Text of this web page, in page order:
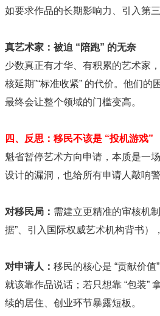
如要求作品的长期影响力、引入第
真艺术家：被迫 “陪跑” 的无奈
少数真正有才华、有积累的艺术家
核延期”“标准收紧” 的代价。他们的
最终会让整个领域的门槛变高。
四、反思：移民不该是 “投机游戏”
魁省暂停艺术方向申请，本质是一
设计的漏洞，也给所有申请人敲响警
对移民局： 需建立更精准的审核机
据”、引入国际权威艺术机构背书）
对申请人： 移民的核心是 “贡献价值
就该靠作品说话；若只想靠 “包装”
续的居住、创业环节暴露短板。